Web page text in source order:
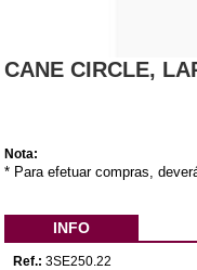
CANE CIRCLE,
Nota:
* Para efetuar compras,
INFO
Ref.: 3SE250.22